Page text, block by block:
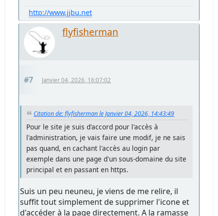
http://www.jjbu.net
flyfisherman
#7 Janvier 04, 2026, 16:07:02
Citation de: flyfisherman le Janvier 04, 2026, 14:43:49
Pour le site je suis d'accord pour l'accès à
l'administration, je vais faire une modif, je ne sais
pas quand, en cachant l'accès au login par
exemple dans une page d'un sous-domaine du site
principal et en passant en https.
Suis un peu neuneu, je viens de me relire, il
suffit tout simplement de supprimer l'icone et
d'accéder à la page directement. A la ramasse